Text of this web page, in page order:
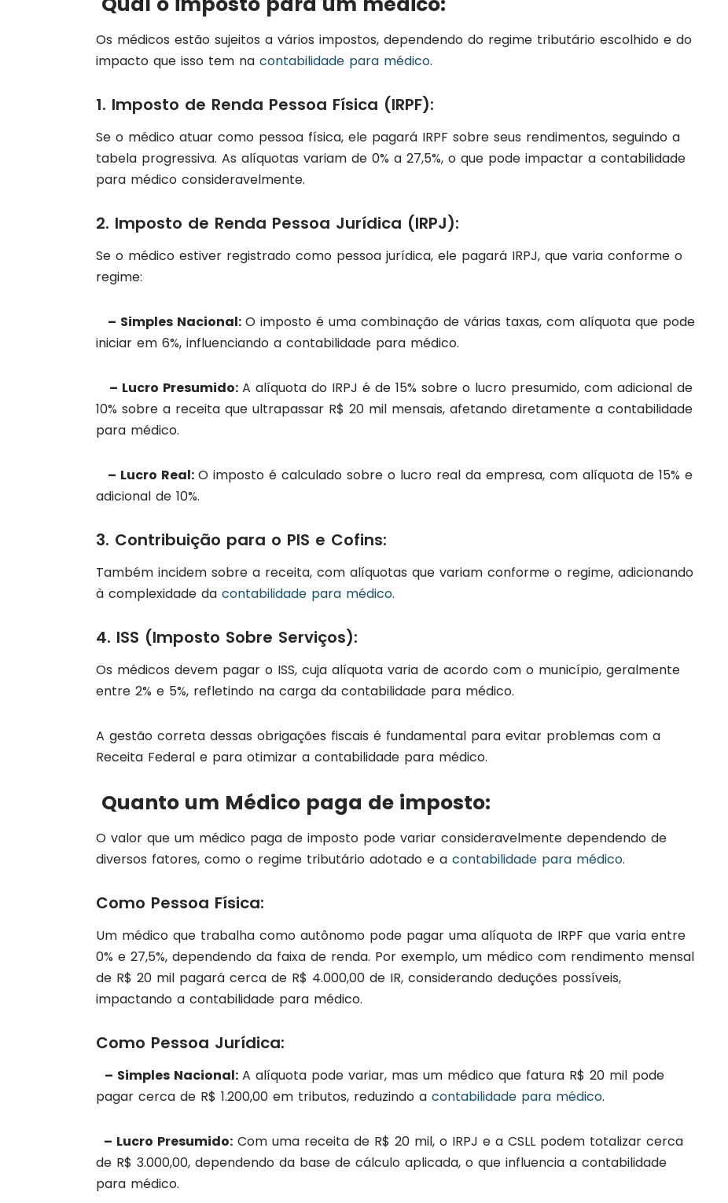
Os médicos estão sujeitos a vários impostos, dependendo do regime tributário escolhido e do
impacto que isso tem na contabilidade para médico.
1. Imposto de Renda Pessoa Física (IRPF):
Se o médico atuar como pessoa física, ele pagará IRPF sobre seus rendimentos, seguindo a
tabela progressiva. As alíquotas variam de 0% a 27,5%, o que pode impactar a contabilidade
para médico consideravelmente.
2. Imposto de Renda Pessoa Jurídica (IRPJ):
Se o médico estiver registrado como pessoa jurídica, ele pagará IRPJ, que varia conforme o
regime:
– Simples Nacional: O imposto é uma combinação de várias taxas, com alíquota que pode
iniciar em 6%, influenciando a contabilidade para médico.
– Lucro Presumido: A alíquota do IRPJ é de 15% sobre o lucro presumido, com adicional de
10% sobre a receita que ultrapassar R$ 20 mil mensais, afetando diretamente a contabilidade
para médico.
– Lucro Real: O imposto é calculado sobre o lucro real da empresa, com alíquota de 15% e
adicional de 10%.
3. Contribuição para o PIS e Cofins:
Também incidem sobre a receita, com alíquotas que variam conforme o regime, adicionando
à complexidade da contabilidade para médico.
4. ISS (Imposto Sobre Serviços):
Os médicos devem pagar o ISS, cuja alíquota varia de acordo com o município, geralmente
entre 2% e 5%, refletindo na carga da contabilidade para médico.
A gestão correta dessas obrigações fiscais é fundamental para evitar problemas com a
Receita Federal e para otimizar a contabilidade para médico.
Quanto um Médico paga de imposto:
O valor que um médico paga de imposto pode variar consideravelmente dependendo de
diversos fatores, como o regime tributário adotado e a contabilidade para médico.
Como Pessoa Física:
Um médico que trabalha como autônomo pode pagar uma alíquota de IRPF que varia entre
0% e 27,5%, dependendo da faixa de renda. Por exemplo, um médico com rendimento mensal
de R$ 20 mil pagará cerca de R$ 4.000,00 de IR, considerando deduções possíveis,
impactando a contabilidade para médico.
Como Pessoa Jurídica:
– Simples Nacional: A alíquota pode variar, mas um médico que fatura R$ 20 mil pode
pagar cerca de R$ 1.200,00 em tributos, reduzindo a contabilidade para médico.
– Lucro Presumido: Com uma receita de R$ 20 mil, o IRPJ e a CSLL podem totalizar cerca
de R$ 3.000,00, dependendo da base de cálculo aplicada, o que influencia a contabilidade
para médico.